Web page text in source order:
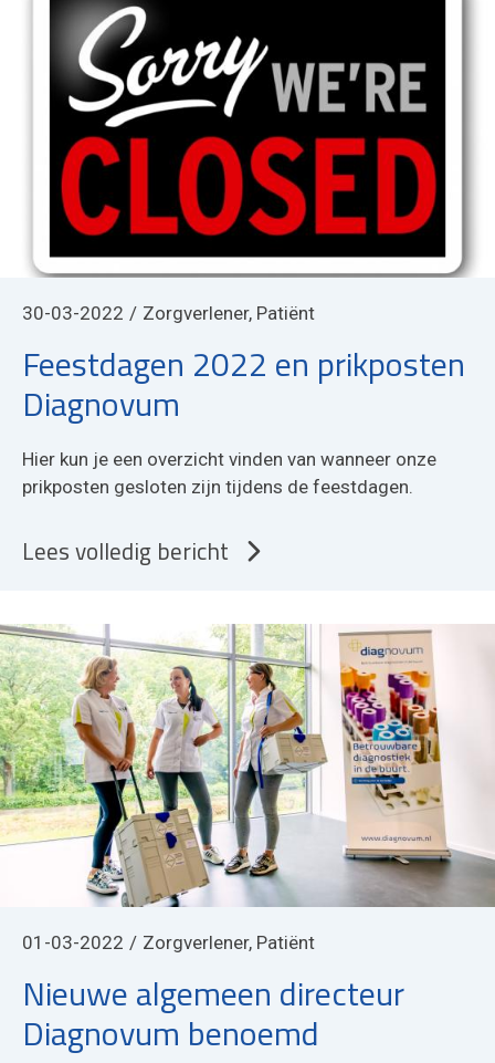
30-03-2022 Zorgverlener, Patiënt
Feestdagen 2022 en prikposten
Diagnovum
Hier kun je een overzicht vinden van wanneer onze
prikposten gesloten zijn tijdens de feestdagen.
Lees volledig bericht
01-03-2022 Zorgverlener, Patiënt
Nieuwe algemeen directeur
Diagnovum benoemd